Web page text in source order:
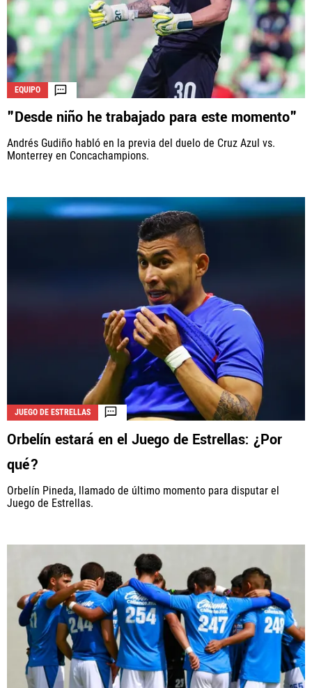
EQUIPO
"Desde niño he trabajado para este momento"
Andrés Gudiño habló en la previa del duelo de Cruz Azul vs.
Monterrey en Concachampions.
JUEGO DE ESTRELLAS
Orbelín estará en el Juego de Estrellas: ¿Por
qué?
Orbelín Pineda, llamado de último momento para disputar el
Juego de Estrellas.